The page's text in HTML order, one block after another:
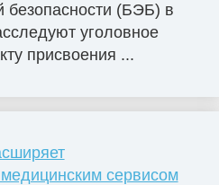
безопасности (БЭБ) в
уголовное
присвоения ...
сервисом